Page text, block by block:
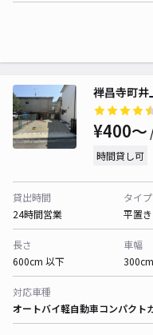
禅昌寺町井
¥400〜
時間貸し可
貸出時間
24時間営業
タイプ
平置き
長さ
600cm 以下
車幅
対応車種
オートバイ軽自動車コンパクト